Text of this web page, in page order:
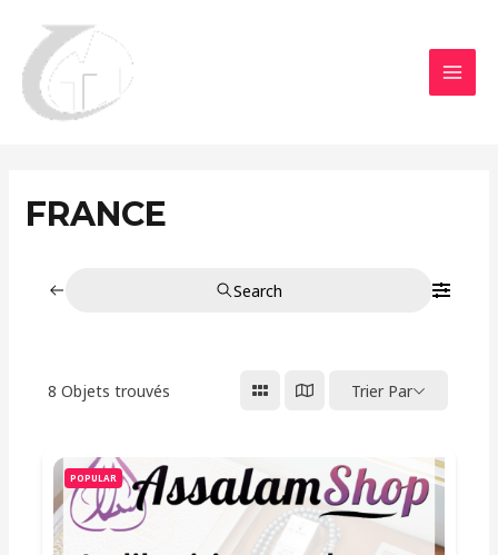
contenu
FRANCE
Search
8 Objets trouvés Trier Par
POPULAR